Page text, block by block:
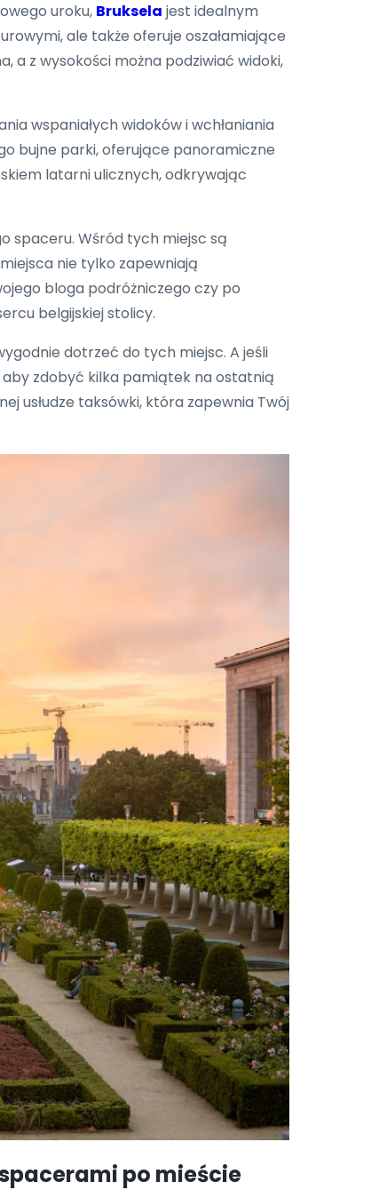
uroku, Bruksela jest idealnym
ale także oferuje oszałamiające
a z wysokości można podziwiać widoki,
wspaniałych widoków i wchłaniania
bujne parki, oferujące panoramiczne
latarni ulicznych, odkrywając
spaceru. Wśród tych miejsc są
nie tylko zapewniają
bloga podróżniczego czy po
belgijskiej stolicy.
dotrzeć do tych miejsc. A jeśli
aby zdobyć kilka pamiątek na ostatnią
usłudze taksówki, która zapewnia Twój
po mieście